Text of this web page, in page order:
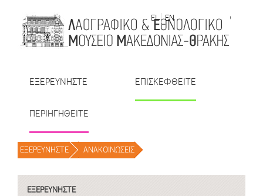
EL
EN | TR | BU | RO
ΕΞΕΡΕΥΝΗΣΤΕ ΕΠΙΣΚΕΦΘΕΙΤΕ
ΠΕΡΙΗΓΗΘΕΙΤΕ
ΕΞΕΡΕΥΝΗΣΤΕ / ΑΝΑΚΟΙΝΩΣΕΙΣ /
ΕΞΕΡΕΥΝΗΣΤΕ